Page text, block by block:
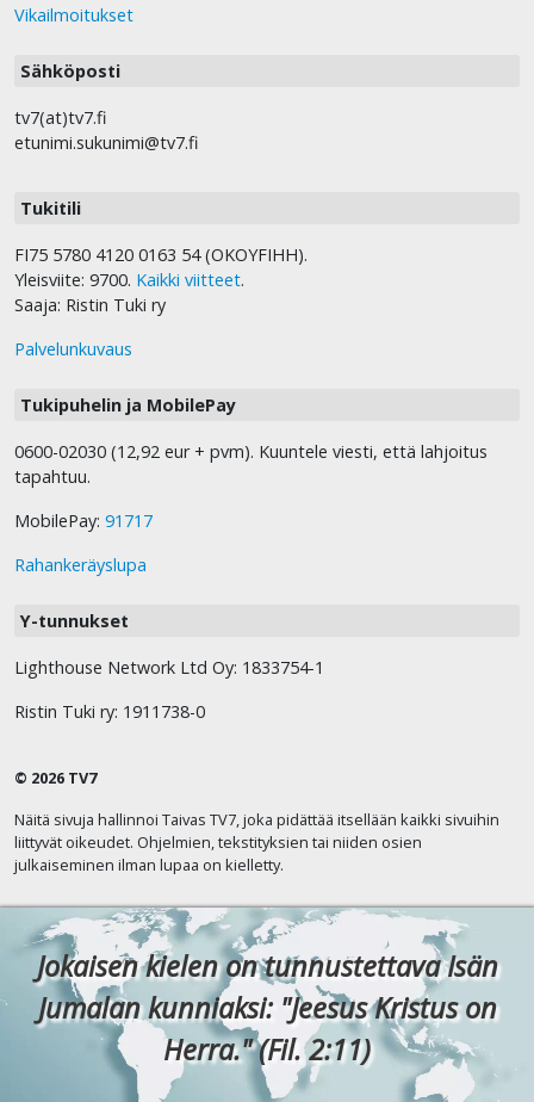
Vikailmoitukset
Sähköposti
tv7(at)tv7.fi
etunimi.sukunimi@tv7.fi
Tukitili
FI75 5780 4120 0163 54 (OKOYFIHH).
Yleisviite: 9700. Kaikki viitteet.
Saaja: Ristin Tuki ry
Palvelunkuvaus
Tukipuhelin ja MobilePay
0600-02030 (12,92 eur + pvm). Kuuntele viesti, että lahjoitus
tapahtuu.
MobilePay: 91717
Rahankeräyslupa
Y-tunnukset
Lighthouse Network Ltd Oy: 1833754-1
Ristin Tuki ry: 1911738-0
© 2026 TV7
Näitä sivuja hallinnoi Taivas TV7, joka pidättää itsellään kaikki sivuihin
liittyvät oikeudet. Ohjelmien, tekstityksien tai niiden osien
julkaiseminen ilman lupaa on kielletty.
Jokaisen kielen on tunnustettava Isän
Jumalan kunniaksi: "Jeesus Kristus on
Herra." (Fil. 2:11)